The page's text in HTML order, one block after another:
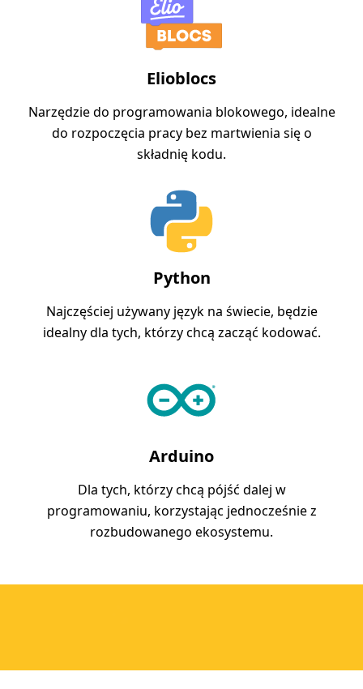
Elioblocs
Narzędzie do programowania blokowego, idealne
do rozpoczęcia pracy bez martwienia się o
składnię kodu.
Python
Najczęściej używany język na świecie, będzie
idealny dla tych, którzy chcą zacząć kodować.
Arduino
Dla tych, którzy chcą pójść dalej w
programowaniu, korzystając jednocześnie z
rozbudowanego ekosystemu.